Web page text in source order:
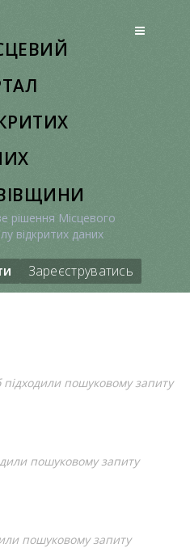
рішення Місцевого
відкритих даних
Зареєструватись
підходили пошуковому запиту
пошуковому запиту
пошуковому запиту